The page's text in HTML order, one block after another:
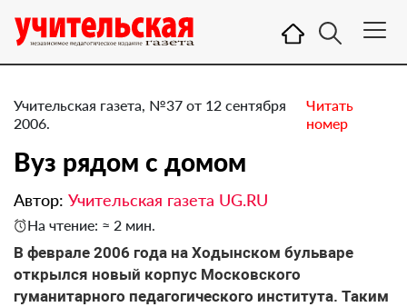
Учительская газета, №37 от 12 сентября
2006.
Читать
номер
Вуз рядом с домом
Автор: Учительская газета UG.RU
На чтение: ≈ 2 мин.
В феврале 2006 года на Ходынском бульваре
открылся новый корпус Московского
гуманитарного педагогического института. Таким